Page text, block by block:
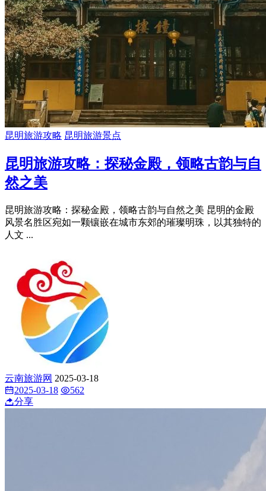
昆明旅游攻略 昆明旅游景点
昆明旅游攻略：探秘金殿，领略古韵与自
然之美
昆明旅游攻略：探秘金殿，领略古韵与自然之美 昆明的金殿
风景名胜区宛如一颗镶嵌在城市东郊的璀璨明珠，以其独特的
人文 ...
云南旅游网 2025-03-18
2025-03-18
562
分享